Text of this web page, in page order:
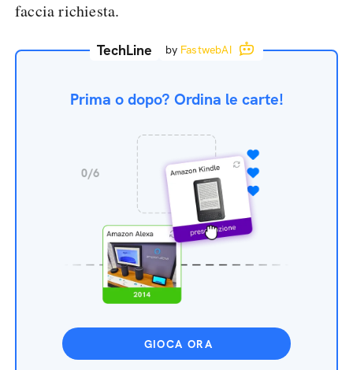
faccia richiesta.
TechLine by FastwebAI
Prima o dopo? Ordina le carte!
GIOCA ORA